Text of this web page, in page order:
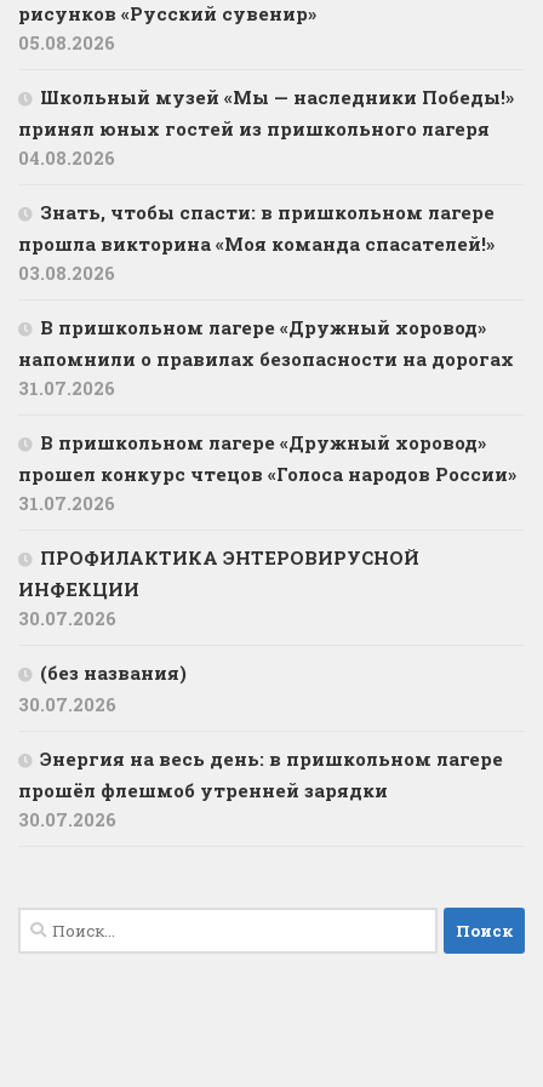
рисунков «Русский сувенир»
05.08.2026
Школьный музей «Мы — наследники Победы!»
принял юных гостей из пришкольного лагеря
04.08.2026
Знать, чтобы спасти: в пришкольном лагере
прошла викторина «Моя команда спасателей!»
03.08.2026
В пришкольном лагере «Дружный хоровод»
напомнили о правилах безопасности на дорогах
31.07.2026
В пришкольном лагере «Дружный хоровод»
прошел конкурс чтецов «Голоса народов России»
31.07.2026
ПРОФИЛАКТИКА ЭНТЕРОВИРУСНОЙ
ИНФЕКЦИИ
30.07.2026
(без названия)
30.07.2026
️Энергия на весь день: в пришкольном лагере
прошёл флешмоб утренней зарядки
30.07.2026
Найти: